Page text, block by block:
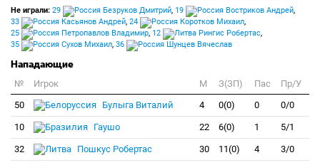
Не играли: 29 Безруков Дмитрий, 19 Востриков Андрей,
33
Касьянов Андрей, 24 Коротков Михаил,
25
Петропавлов Владимир, 12 Рингис Робертас,
35
Сухов Михаил, 36 Шунцев Вячеслав
Нападающие
№ Игрок M З(ЗП) Пас
Пр/У
50
Булыга Виталий 4 0(0) 0 0/0
10 Гаушо 22 6(0) 1 5/1
32 Пошкус Робертас 30 11(0) 4 3/0